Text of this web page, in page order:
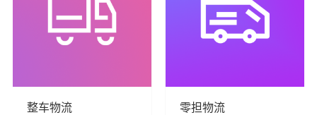
州到南宁物流公司,广州物流到南宁,广州至南宁物流专线运
输服务。
户的认可和口碑相传，如果您有意向选择我们，我们非常
整车物流 零担物流